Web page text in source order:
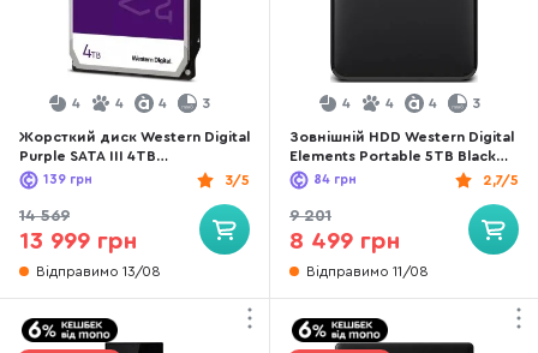
4 4 4 3
Жорсткий диск Western Digital
Purple SATA III 4TB
(WD43PURZ)
3/5
139 грн
14 569
13 999 грн
Відправимо 13/08
4 4 4 3
Зовнішній HDD Western Digital
Elements Portable 5TB Black
(WDBU6Y0050BBK-WESN)
2,7/5
84 грн
9 201
8 499 грн
Відправимо 11/08